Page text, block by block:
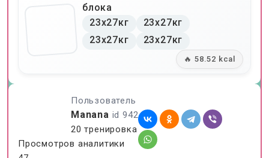
Пользователь
Manana id 942
20 тренировка
Просмотров аналитики
блока
23x27кг
23x27кг
23x27кг
23x27кг
🔥 58.52 kcal